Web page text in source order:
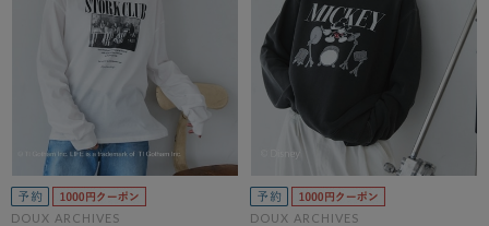
DOUX ARCHIVES DOUX ARCHIVES